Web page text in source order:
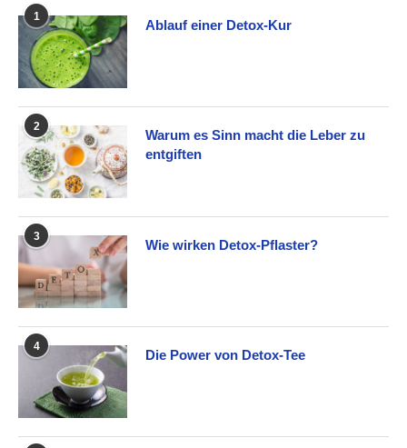
1
Ablauf einer Detox-Kur
2
Warum es Sinn macht die Leber zu
entgiften
3
Wie wirken Detox-Pflaster?
4
Die Power von Detox-Tee